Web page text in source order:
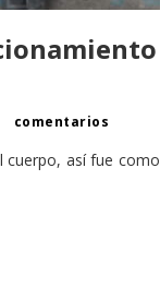
comentarios
cuerpo, así fue como